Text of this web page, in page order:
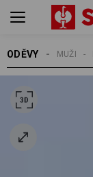
ODĚVY MUŽI